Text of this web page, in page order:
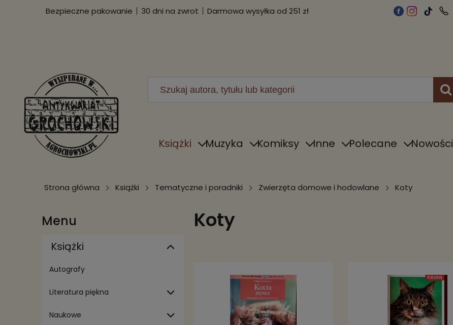
Bezpieczne pakowanie 30 dni na zwrot Darmowa wysyłka od 251 zł
Książki Muzyka Komiksy Inne Polecane Nowości
Strona główna Książki Tematyczne i poradniki Zwierzęta domowe i hodowlane Koty
Menu
Książki
Autografy
Literatura piękna
Naukowe
Koty